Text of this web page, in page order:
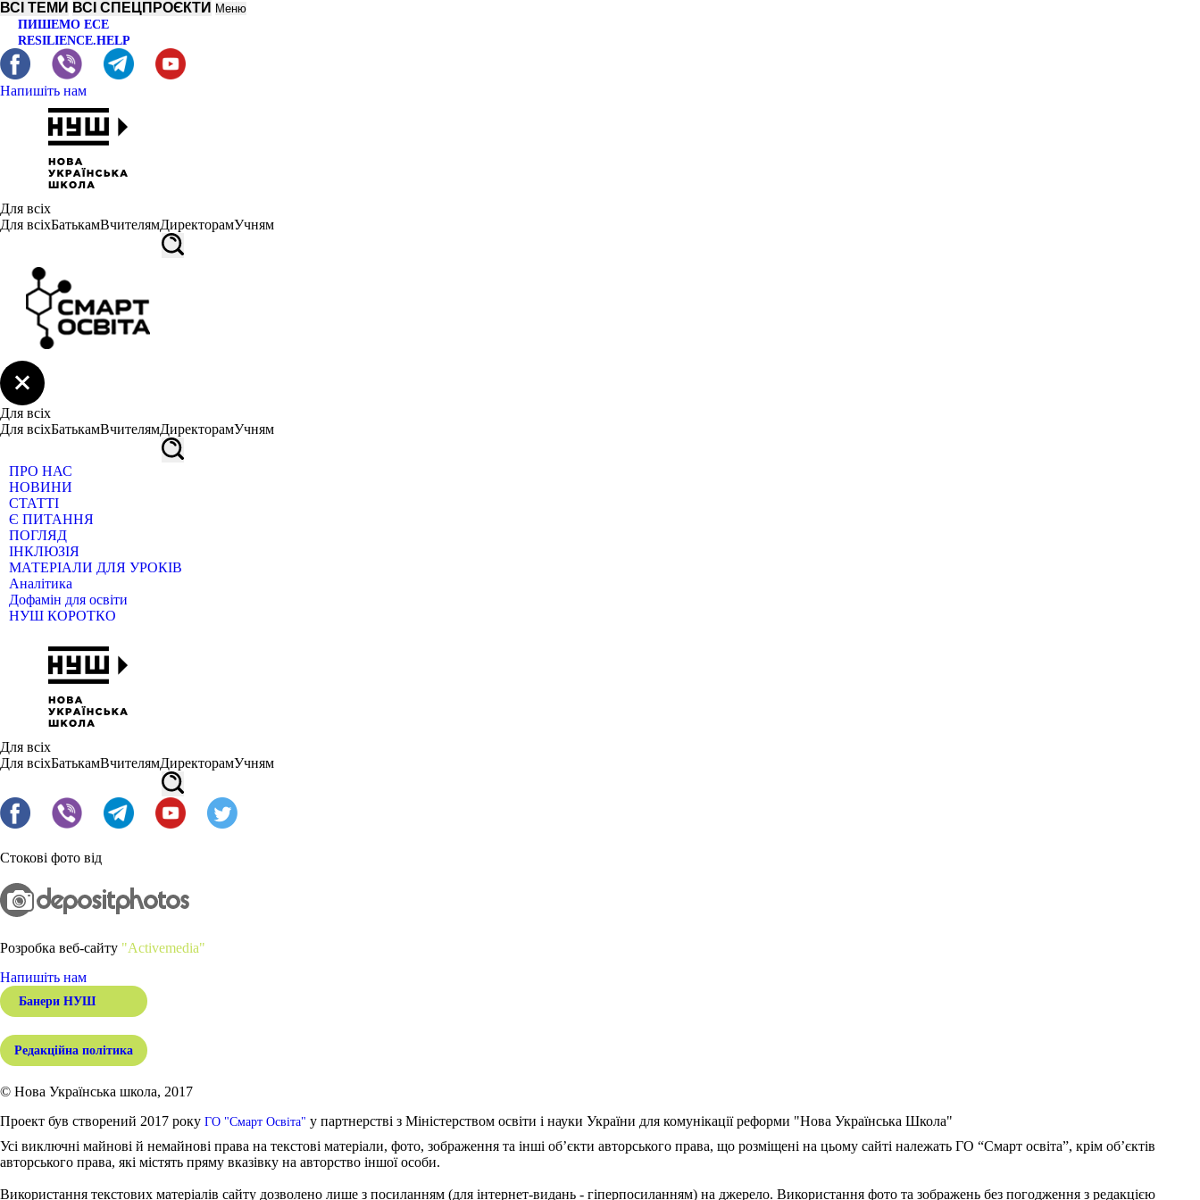
ВСІ ТЕМИ ВСІ СПЕЦПРОЄКТИ Меню
ПИШЕМО ЕСЕ
RESILIENCE.HELP
Напишіть нам
Для всіх
Для всіхБатькамВчителямДиректорамУчням
Для всіх
Для всіхБатькамВчителямДиректорамУчням
ПРО НАС
НОВИНИ
СТАТТІ
Є ПИТАННЯ
ПОГЛЯД
ІНКЛЮЗІЯ
МАТЕРІАЛИ ДЛЯ УРОКІВ
Аналітика
Дофамін для освіти
НУШ КОРОТКО
Для всіх
Для всіхБатькамВчителямДиректорамУчням
Стокові фото від
Розробка веб-сайту "Activemedia"
Напишіть нам
Банери НУШ
Редакційна політика
© Нова Українська школа, 2017
Проект був створений 2017 року ГО "Смарт Освіта" у партнерстві з Міністерством освіти і науки України для комунікації реформи "Нова Українська Школа"
Усі виключні майнові й немайнові права на текстові матеріали, фото, зображення та інші об’єкти авторського права, що розміщені на цьому сайті належать ГО “Смарт освіта”, крім об’єктів
авторського права, які містять пряму вказівку на авторство іншої особи.
Використання текстових матеріалів сайту дозволено лише з посиланням (для інтернет-видань - гіперпосиланням) на джерело. Використання фото та зображень без погодження з редакцією